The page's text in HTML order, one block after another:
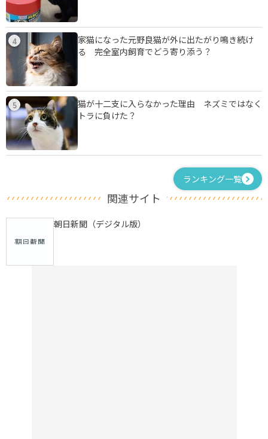
4
家猫になった元野良猫が外に出たがり鳴き続け
る 完全室内飼育でどう寄り添う？
5
猫が十二支に入らなかった理由 ネズミではなく
トラに負けた？
ランキング一覧
関連サイト
朝日新聞（デジタル版）